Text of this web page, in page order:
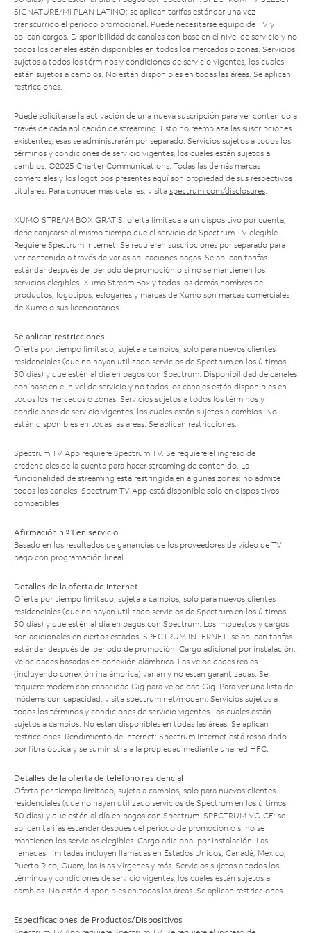
SIGNATURE/MI PLAN LATINO: se aplican tarifas estándar una vez
transcurrido el período promocional. Puede necesitarse equipo de TV y
aplican cargos. Disponibilidad de canales con base en el nivel de servicio y no
todos los canales están disponibles en todos los mercados o zonas. Servicios
sujetos a todos los términos y condiciones de servicio vigentes, los cuales
están sujetos a cambios. No están disponibles en todas las áreas. Se aplican
restricciones.
Puede solicitarse la activación de una nueva suscripción para ver contenido a
través de cada aplicación de streaming. Esto no reemplaza las suscripciones
existentes; esas se administrarán por separado. Servicios sujetos a todos los
términos y condiciones de servicio vigentes, los cuales están sujetos a
cambios. ©2025 Charter Communications. Todas las demás marcas
comerciales y los logotipos presentes aquí son propiedad de sus respectivos
titulares. Para conocer más detalles, visita spectrum.com/disclosures.
XUMO STREAM BOX GRATIS: oferta limitada a un dispositivo por cuenta;
debe canjearse al mismo tiempo que el servicio de Spectrum TV elegible.
Requiere Spectrum Internet. Se requieren suscripciones por separado para
ver contenido a través de varias aplicaciones pagas. Se aplican tarifas
estándar después del período de promoción o si no se mantienen los
servicios elegibles. Xumo Stream Box y todos los demás nombres de
productos, logotipos, eslóganes y marcas de Xumo son marcas comerciales
de Xumo o sus licenciatarios.
Se aplican restricciones
Oferta por tiempo limitado; sujeta a cambios; solo para nuevos clientes
residenciales (que no hayan utilizado servicios de Spectrum en los últimos
30 días) y que estén al día en pagos con Spectrum. Disponibilidad de canales
con base en el nivel de servicio y no todos los canales están disponibles en
todos los mercados o zonas. Servicios sujetos a todos los términos y
condiciones de servicio vigentes, los cuales están sujetos a cambios. No
están disponibles en todas las áreas. Se aplican restricciones.
Spectrum TV App requiere Spectrum TV. Se requiere el ingreso de
credenciales de la cuenta para hacer streaming de contenido. La
funcionalidad de streaming está restringida en algunas zonas; no admite
todos los canales. Spectrum TV App está disponible solo en dispositivos
compatibles.
Afirmación n.º 1 en servicio
Basado en los resultados de ganancias de los proveedores de video de TV
pago con programación lineal.
Detalles de la oferta de Internet
Oferta por tiempo limitado; sujeta a cambios; solo para nuevos clientes
residenciales (que no hayan utilizado servicios de Spectrum en los últimos
30 días) y que estén al día en pagos con Spectrum. Los impuestos y cargos
son adicionales en ciertos estados. SPECTRUM INTERNET: se aplican tarifas
estándar después del período de promoción. Cargo adicional por instalación.
Velocidades basadas en conexión alámbrica. Las velocidades reales
(incluyendo conexión inalámbrica) varían y no están garantizadas. Se
requiere módem con capacidad Gig para velocidad Gig. Para ver una lista de
módems con capacidad, visita spectrum.net/modem. Servicios sujetos a
todos los términos y condiciones de servicio vigentes, los cuales están
sujetos a cambios. No están disponibles en todas las áreas. Se aplican
restricciones. Rendimiento de Internet: Spectrum Internet está respaldado
por fibra óptica y se suministra a la propiedad mediante una red HFC.
Detalles de la oferta de teléfono residencial
Oferta por tiempo limitado; sujeta a cambios; solo para nuevos clientes
residenciales (que no hayan utilizado servicios de Spectrum en los últimos
30 días) y que estén al día en pagos con Spectrum. SPECTRUM VOICE: se
aplican tarifas estándar después del período de promoción o si no se
mantienen los servicios elegibles. Cargo adicional por instalación. Las
llamadas ilimitadas incluyen llamadas en Estados Unidos, Canadá, México,
Puerto Rico, Guam, las Islas Vírgenes y más. Servicios sujetos a todos los
términos y condiciones de servicio vigentes, los cuales están sujetos a
cambios. No están disponibles en todas las áreas. Se aplican restricciones.
Especificaciones de Productos/Dispositivos